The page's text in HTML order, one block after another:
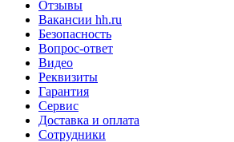
Отзывы
Вакансии hh.ru
Безопасность
Вопрос-ответ
Видео
Реквизиты
Гарантия
Сервис
Доставка и оплата
Сотрудники